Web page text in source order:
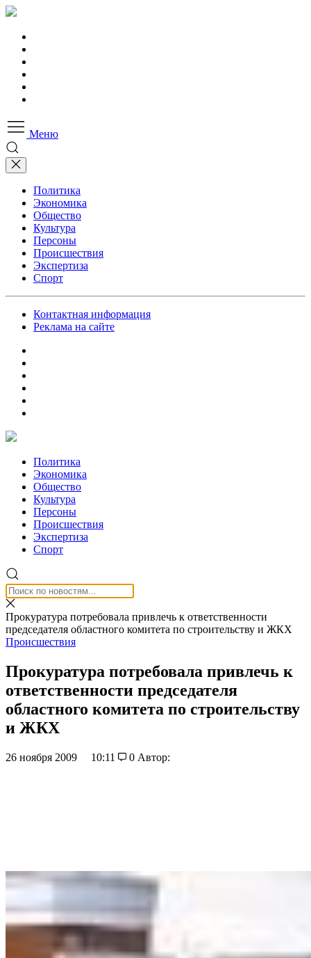
Меню
Политика
Экономика
Общество
Культура
Персоны
Происшествия
Экспертиза
Спорт
Контактная информация
Реклама на сайте
Политика
Экономика
Общество
Культура
Персоны
Происшествия
Экспертиза
Спорт
Прокуратура потребовала привлечь к ответственности
председателя областного комитета по строительству и ЖКХ
Происшествия
Прокуратура потребовала привлечь к
ответственности председателя
областного комитета по строительству
и ЖКХ
26 ноября 2009 10:11 0 Автор: